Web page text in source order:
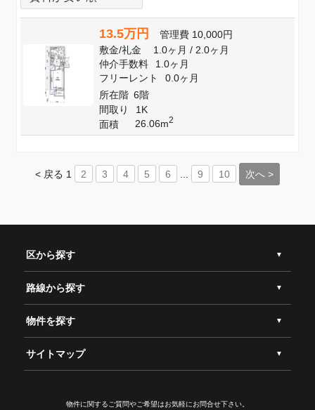
13.5万円 管理費 10,000円
敷金/礼金 1.0ヶ月/ 2.0ヶ月
仲介手数料
1.0ヶ月
フリーレント
0.0ヶ月
所在階 6階
間取り
1K
面積
26.06m2
< 戻る 1 2 3 4 5 6 9 10 次へ >
区から探す
路線から探す
物件を探す
サイトマップ
物件に関するご質問やご希望はお気軽にお問合せ下さい。